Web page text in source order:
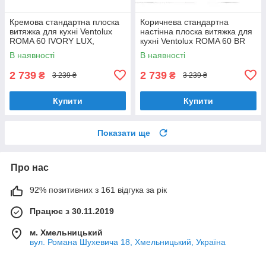
Кремова стандартна плоска
витяжка для кухні Ventolux
ROMA 60 IVORY LUX,
шириною 60 см, під навісну
шафу
В наявності
2 739 ₴ 3 239 ₴
Купити
Коричнева стандартна
настінна плоска витяжка для
кухні Ventolux ROMA 60 BR
LUX, шириною 60 см
В наявності
2 739 ₴ 3 239 ₴
Купити
Показати ще
Про нас
92% позитивних з 161 відгука за рік
Працює з 30.11.2019
м. Хмельницький
вул. Романа Шухевича 18, Хмельницький, Україна